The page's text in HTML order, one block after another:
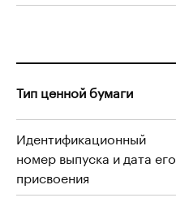
Тип ценной бумаги
Идентификационный
номер выпуска и дата его
присвоения